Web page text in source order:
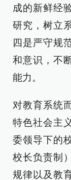
成的新鲜经
研究，树立
四是严守规
和意识，不
能力。
对教育系统
特色社会主
委领导下的
校长负责制
规律以及教